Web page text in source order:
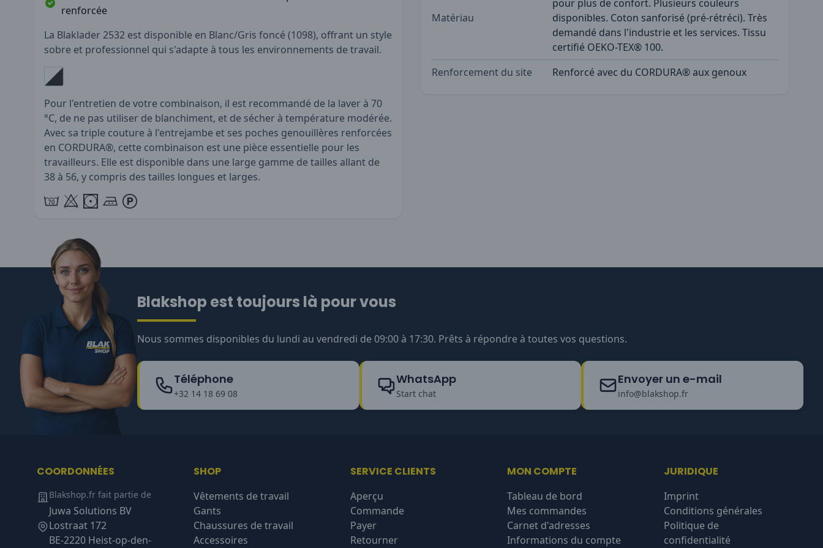
renforcée
La Blaklader 2532 est disponible en Blanc/Gris foncé (1098), offrant un style
sobre et professionnel qui s'adapte à tous les environnements de travail.
Pour l'entretien de votre combinaison, il est recommandé de la laver à 70
°C, de ne pas utiliser de blanchiment, et de sécher à température modérée.
Avec sa triple couture à l'entrejambe et ses poches genouillères renforcées
en CORDURA®, cette combinaison est une pièce essentielle pour les
travailleurs. Elle est disponible dans une large gamme de tailles allant de
38 à 56, y compris des tailles longues et larges.
Matériau
pour plus de confort. Plusieurs couleurs
disponibles. Coton sanforisé (pré-rétréci). Très
demandé dans l'industrie et les services. Tissu
certifié OEKO-TEX® 100.
Renforcement du site
Renforcé avec du CORDURA® aux genoux
Blakshop est toujours là pour vous
Nous sommes disponibles du lundi au vendredi de 09:00 à 17:30. Prêts à répondre à toutes vos questions.
Téléphone
+32 14 18 69 08
WhatsApp
Start chat
Envoyer un e-mail
info@blakshop.fr
COORDONNÉES
Blakshop.fr fait partie de
Juwa Solutions BV
Lostraat 172
BE-2220 Heist-op-den-
SHOP
Vêtements de travail
Gants
Chaussures de travail
Accessoires
SERVICE CLIENTS
Aperçu
Commande
Payer
Retourner
MON COMPTE
Tableau de bord
Mes commandes
Carnet d'adresses
Informations du compte
JURIDIQUE
Imprint
Conditions générales
Politique de
confidentialité